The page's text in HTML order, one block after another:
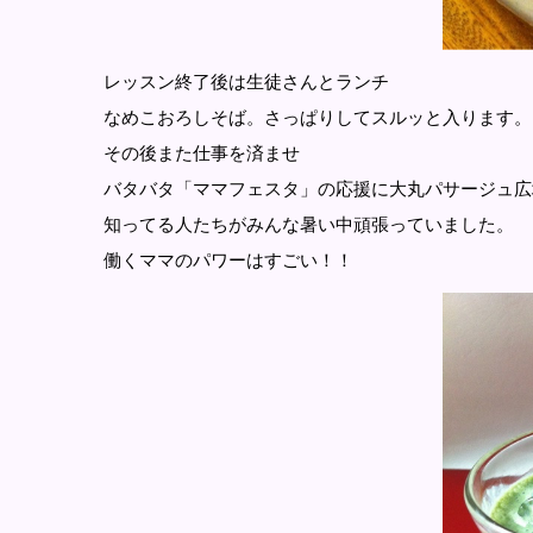
レッスン終了後は生徒さんとランチ
なめこおろしそば。さっぱりしてスルッと入ります。
その後また仕事を済ませ
バタバタ「ママフェスタ」の応援に大丸パサージュ
知ってる人たちがみんな暑い中頑張っていました。
働くママのパワーはすごい！！